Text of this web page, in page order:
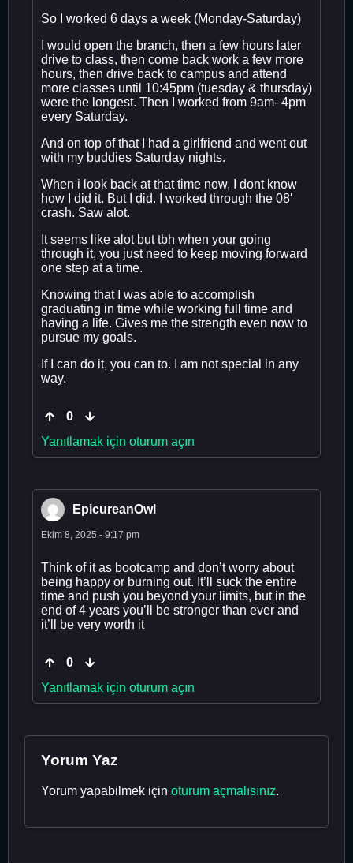
So I worked 6 days a week (Monday-Saturday)
I would open the branch, then a few hours later
drive to class, then come back work a few more
hours, then drive back to campus and attend
more classes until 10:45pm (tuesday & thursday)
were the longest. Then I worked from 9am- 4pm
every Saturday.
And on top of that I had a girlfriend and went out
with my buddies Saturday nights.
When i look back at that time now, I dont know
how I did it. But I did. I worked through the 08′
crash. Saw alot.
It seems like alot but tbh when your going
through it, you just need to keep moving forward
one step at a time.
Knowing that I was able to accomplish
graduating in time while working full time and
having a life. Gives me the strength even now to
pursue my goals.
If I can do it, you can to. I am not special in any
way.
0
Yanıtlamak için oturum açın
EpicureanOwl
Ekim 8, 2025 - 9:17 pm
Think of it as bootcamp and don’t worry about
being happy or burning out. It’ll suck the entire
time and push you beyond your limits, but in the
end of 4 years you’ll be stronger than ever and
it’ll be very worth it
0
Yanıtlamak için oturum açın
Yorum Yaz
Yorum yapabilmek için oturum açmalısınız.